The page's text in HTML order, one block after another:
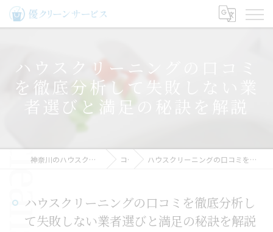
ハウスクリーニングの口コミ
を徹底分析して失敗しない業
者選びと満足の秘訣を解説
神奈川のハウスクリーニングなら優クリーンサービス コラム ハウスクリーニングの口コミを徹底分析して失敗しない業者選びと満足の秘訣を解説
ハウスクリーニングの口コミを徹底分析し
て失敗しない業者選びと満足の秘訣を解説